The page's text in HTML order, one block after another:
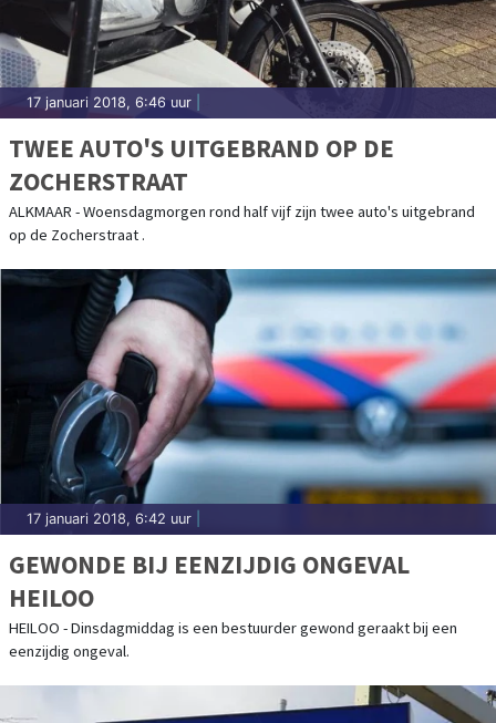
17 januari 2018, 6:46 uur
TWEE AUTO'S UITGEBRAND OP DE
ZOCHERSTRAAT
ALKMAAR - Woensdagmorgen rond half vijf zijn twee auto's uitgebrand
op de Zocherstraat .
17 januari 2018, 6:42 uur
GEWONDE BIJ EENZIJDIG ONGEVAL
HEILOO
HEILOO - Dinsdagmiddag is een bestuurder gewond geraakt bij een
eenzijdig ongeval.